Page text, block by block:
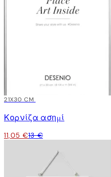
15%*
21X30 CM
Κορνίζα ασημί
11,05 €13 €